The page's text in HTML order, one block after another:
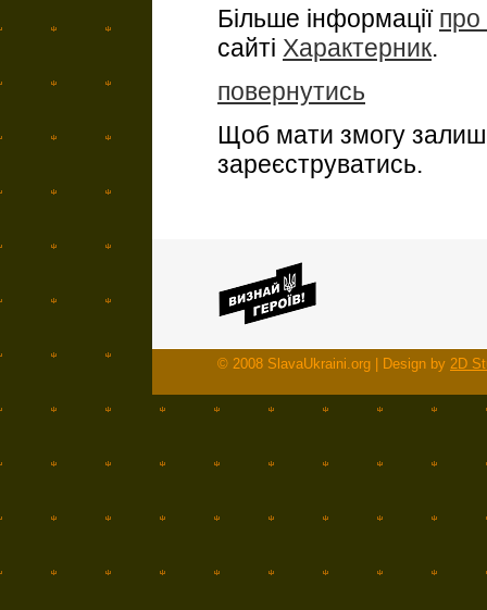
Більше інформації про
сайті Характерник.
повернутись
Щоб мати змогу
зареєструватись.
© 2008 SlavaUkraini.org | Design by 2D